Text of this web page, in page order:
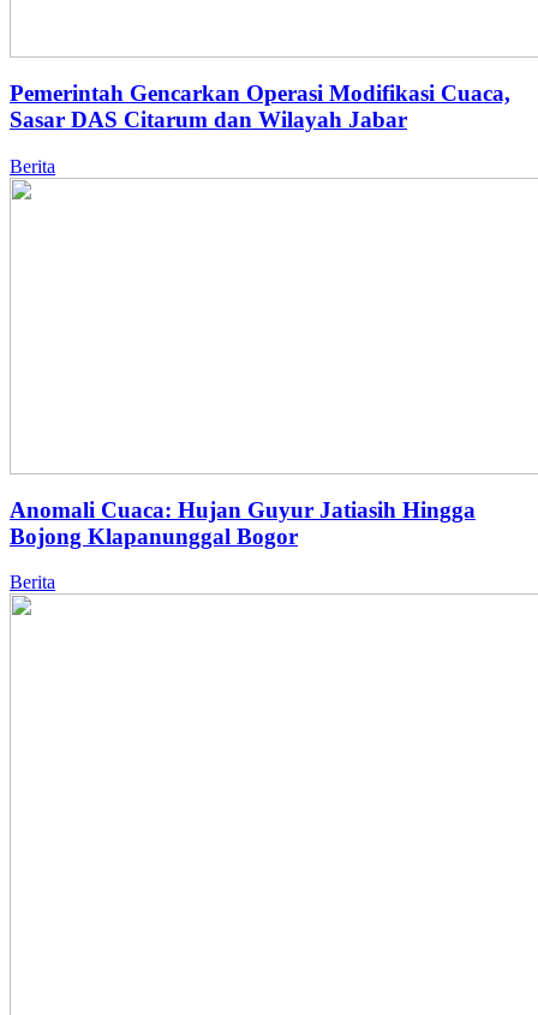
Pemerintah Gencarkan Operasi Modifikasi Cuaca,
Sasar DAS Citarum dan Wilayah Jabar
Berita
Anomali Cuaca: Hujan Guyur Jatiasih Hingga
Bojong Klapanunggal Bogor
Berita